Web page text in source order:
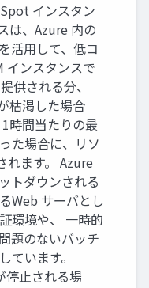
インスタン
は、Azure 内の
活用して、低コ
インスタンスで
供される分、
枯渇した場合
時間当たりの最
た場合に、リソ
れます。 Azure
トダウンされる
Web サーバとし
環境や、 一時的
題のないバッチ
ています。
停止される場